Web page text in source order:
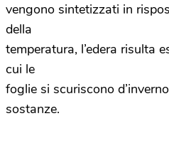
vengono sintetizzati in
della
temperatura, l’edera risulta
cui le
foglie si scuriscono
sostanze.